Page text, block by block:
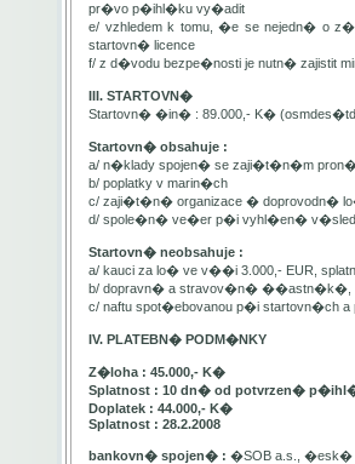
pr�vo p�ihl�ku vy�adit
e/ vzhledem k tomu, �e se nejedn� o
startovn� licence
f/ z d�vodu bezpe�nosti je nutn� zajistit
III. STARTOVN�
Startovn� �in� : 89.000,- K�
Startovn� obsahuje :
a/ n�klady spojen� se zaji�t�n�m
b/ poplatky v marin�ch
c/ zaji�t�n� organizace � doprovodn�
d/ spole�n� ve�er p�i vyhl�en�
Startovn� neobsahuje :
a/ kauci za lo� ve v��i 3.000,- EUR,
b/ dopravn� a stravov�n� ��astn�k�,
c/ naftu spot�ebovanou p�i startovn�ch
IV. PLATEBN� PODM�NKY
Z�loha : 45.000,- K�
Splatnost : 10 dn� od potvrzen�
Doplatek : 44.000,- K�
Splatnost : 28.2.2008
bankovn� spojen� : �SOB a.s., �esk�